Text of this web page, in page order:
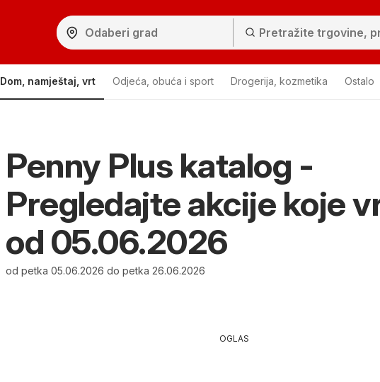
Dom, namještaj, vrt Odjeća, obuća i sport Drogerija, kozmetika Ostalo
Penny Plus katalog -
Pregledajte akcije koje
od 05.06.2026
od petka 05.06.2026 do petka 26.06.2026
OGLAS